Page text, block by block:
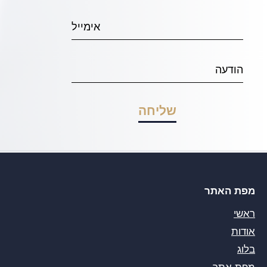
מפת האתר
ראשי
אודות
בלוג